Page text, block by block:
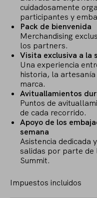
cuidadosamente
participantes y
Pack de bienvenida
Merchandising
los partners.
Visita exclusiva a la
Una experiencia
historia, la artesanía
marca.
Avituallamientos
Puntos de
de cada recorrido.
Apoyo de los
semana
Asistencia dedicada
salidas por parte de
Summit.
Impuestos incluidos